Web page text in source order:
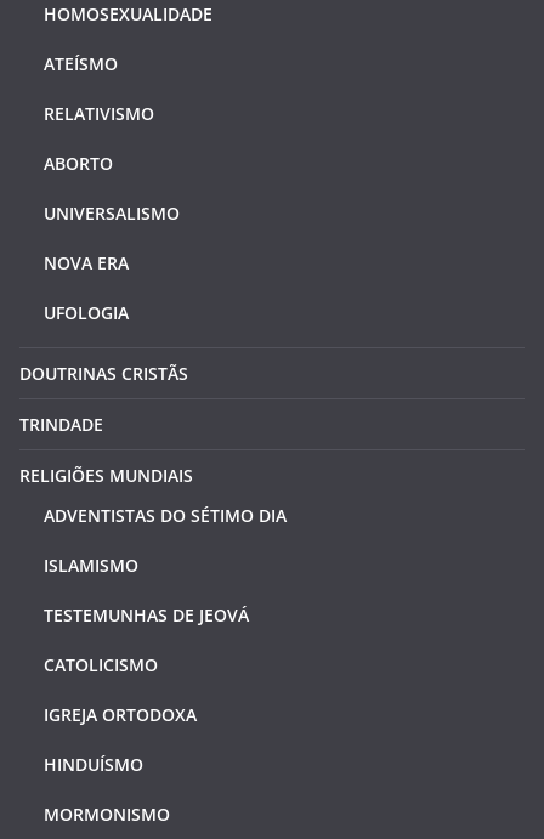
HOMOSEXUALIDADE
ATEÍSMO
RELATIVISMO
ABORTO
UNIVERSALISMO
NOVA ERA
UFOLOGIA
DOUTRINAS CRISTÃS
TRINDADE
RELIGIÕES MUNDIAIS
ADVENTISTAS DO SÉTIMO DIA
ISLAMISMO
TESTEMUNHAS DE JEOVÁ
CATOLICISMO
IGREJA ORTODOXA
HINDUÍSMO
MORMONISMO